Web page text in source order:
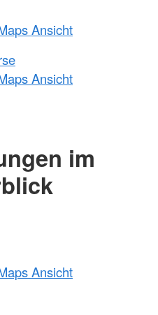
Ansicht
Ansicht
im
Ansicht